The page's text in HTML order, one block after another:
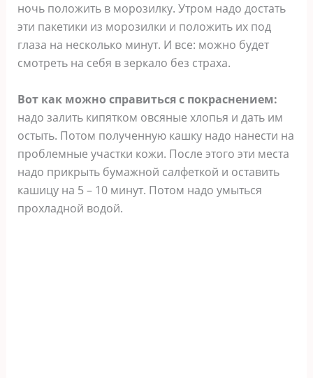
ночь положить в морозилку. Утром надо достать
эти пакетики из морозилки и положить их под
глаза на несколько минут. И все: можно будет
смотреть на себя в зеркало без страха.
Вот как можно справиться с покраснением:
надо залить кипятком овсяные хлопья и дать им
остыть. Потом полученную кашку надо нанести на
проблемные участки кожи. После этого эти места
надо прикрыть бумажной салфеткой и оставить
кашицу на 5 – 10 минут. Потом надо умыться
прохладной водой.